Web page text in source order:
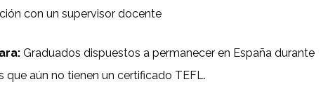
con un supervisor docente
Graduados dispuestos a permanecer en España durante
que aún no tienen un certificado TEFL.